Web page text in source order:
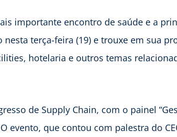
importante encontro de saúde e a
terça-feira (19) e trouxe em sua
hotelaria e outros temas
de Supply Chain, com o painel
evento, que contou com palestra do